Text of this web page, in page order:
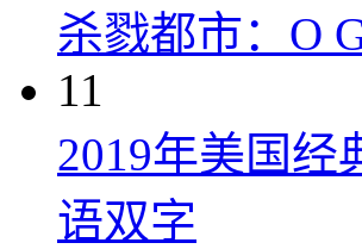
杀戮都市：O
11
2019年美国经
语双字